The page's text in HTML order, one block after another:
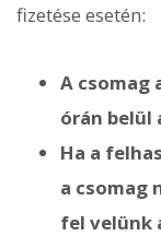
fizetése esetén:
A csomag
órán belül
Ha a
a csomag
fel velünk